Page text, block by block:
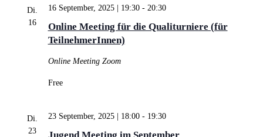
Di.
16
Online Meeting für die Qualiturniere (für
TeilnehmerInnen)
16 September, 2025 | 19:30- 20:30
Online Meeting Zoom
Free
Di.
23
23 September, 2025 | 18:00- 19:30